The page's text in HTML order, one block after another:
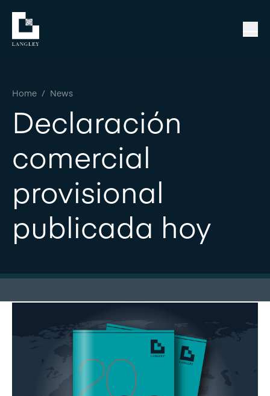
Home / News
Declaración
comercial
provisional
publicada hoy